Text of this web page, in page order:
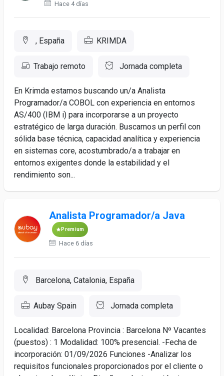
Hace 4 días
, España KRIMDA
Trabajo remoto Jornada completa
En Krimda estamos buscando un/a Analista
Programador/a COBOL con experiencia en entornos
AS/400 (IBM i) para incorporarse a un proyecto
estratégico de larga duración. Buscamos un perfil con
sólida base técnica, capacidad analítica y experiencia
en sistemas core, acostumbrado/a a trabajar en
entornos exigentes donde la estabilidad y el
rendimiento son...
Analista Programador/a Java
Premium
Hace 6 días
Barcelona, Catalonia, España
Aubay Spain Jornada completa
Localidad: Barcelona Provincia : Barcelona Nº Vacantes
(puestos) : 1 Modalidad: 100% presencial. -Fecha de
incorporación: 01/09/2026 Funciones -Analizar los
requisitos funcionales proporcionados por el cliente o